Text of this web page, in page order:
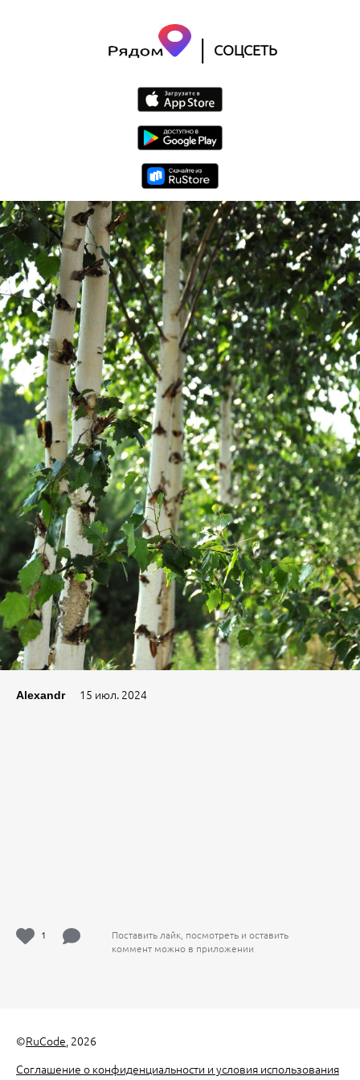
| СОЦСЕТЬ
Alexandr15 июл. 2024
1
Поставить лайк, посмотреть и оставить
коммент можно в приложении
©RuCode , 2026
Соглашение о конфиденциальности и условия использования